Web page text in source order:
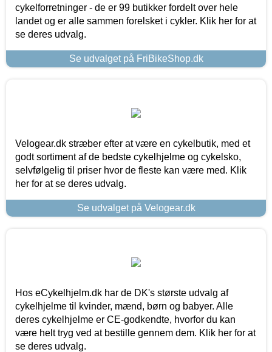
cykelforretninger - de er 99 butikker fordelt over hele
landet og er alle sammen forelsket i cykler. Klik her for at
se deres udvalg.
Se udvalget på FriBikeShop.dk
Velogear.dk stræber efter at være en cykelbutik, med et
godt sortiment af de bedste cykelhjelme og cykelsko,
selvfølgelig til priser hvor de fleste kan være med. Klik
her for at se deres udvalg.
Se udvalget på Velogear.dk
Hos eCykelhjelm.dk har de DK's største udvalg af
cykelhjelme til kvinder, mænd, børn og babyer. Alle
deres cykelhjelme er CE-godkendte, hvorfor du kan
være helt tryg ved at bestille gennem dem. Klik her for at
se deres udvalg.